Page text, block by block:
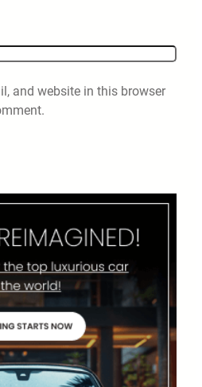
and website in this browser